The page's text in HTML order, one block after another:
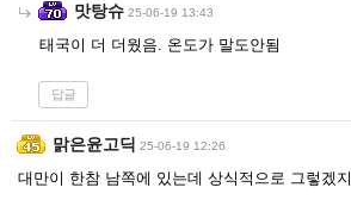
맛탕슈 25-06-19 13:43
태국이 더 더웠음. 온도가 말도안됨
답글
맑은윤고딕 25-06-19 12:26
대만이 한참 남쪽에 있는데 상식적으로 그렇겠지